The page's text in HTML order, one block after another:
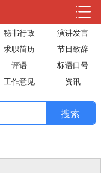
秘书行政
演讲发言
求职简历
节日致辞
评语
标语口号
工作意见 资讯